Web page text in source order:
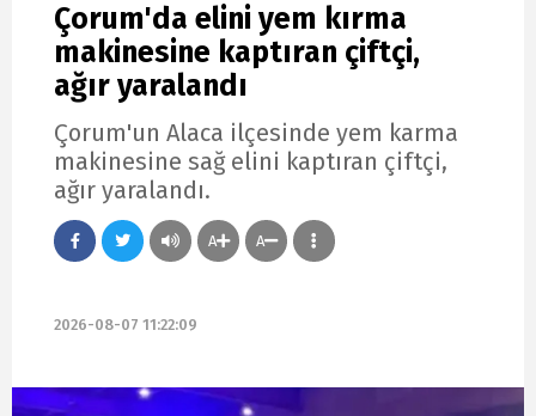
Çorum'da elini yem kırma
makinesine kaptıran çiftçi,
ağır yaralandı
Çorum'un Alaca ilçesinde yem karma
makinesine sağ elini kaptıran çiftçi,
ağır yaralandı.
A A
2026-08-07 11:22:09